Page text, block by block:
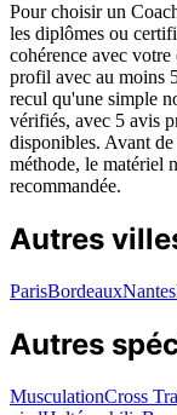
Pour choisir un
les diplômes ou
cohérence avec
profil avec au moins
recul qu'une simple
vérifiés, avec 5 avis
disponibles. Avant
méthode, le matériel
recommandée.
Autres
ParisBordeauxNantes
Autres
MusculationCross